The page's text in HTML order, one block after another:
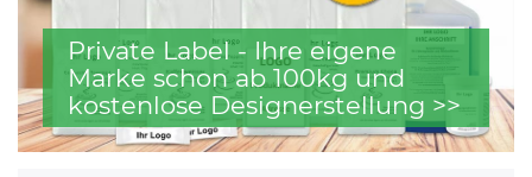
Private Label - Ihre eigene
Marke schon ab 100kg und
kostenlose Designerstellung >>